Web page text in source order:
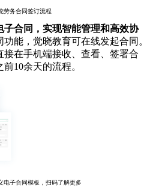
劳务合同签订流程
子合同，实现智能管理和高效协
能，觉晓教育可在线发起合同。
在手机端接收、查看、签署合
前10余天的流程。
电子合同模板，扫码了解更多